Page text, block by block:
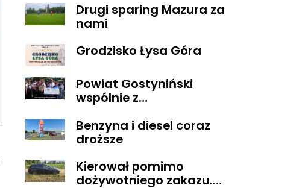
numery
Drugi sparing Mazura za
nami
Grodzisko Łysa Góra
Powiat Gostyniński
wspólnie z
POZARZĄDOWYMI
walczą o środki z
Obywatelskiego
Mazowsza dla
Benzyna i diesel coraz
droższe
Kierował pomimo
dożywotniego zakazu.